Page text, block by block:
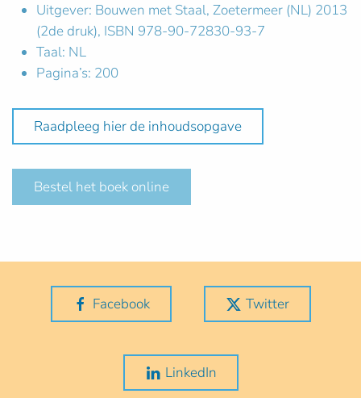
Uitgever: Bouwen met Staal, Zoetermeer (NL) 2013
(2de druk), ISBN 978-90-72830-93-7
Taal: NL
Pagina’s: 200
Raadpleeg hier de inhoudsopgave
Bestel het boek online
Facebook Twitter
LinkedIn